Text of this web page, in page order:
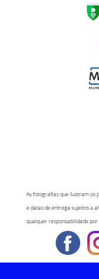
As fotografias que ilustram os
e datas de entrega sujeitos a
qualquer responsabilidade